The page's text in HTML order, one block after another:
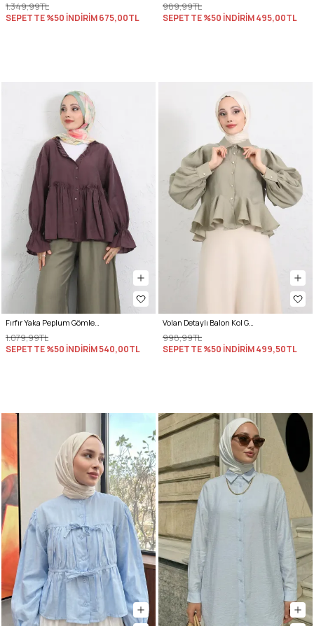
1.349,99TL
SEPETTE %50 İNDİRİM675,00TL
989,99TL
SEPETTE %50 İNDİRİM495,00TL
Fırfır Yaka Peplum Gömlek Y0107 - MÜRDÜM
1.079,99TL
SEPETTE %50 İNDİRİM540,00TL
Volan Detaylı Balon Kol Gömlek Y0095 - AÇIK HAKİ
998,99TL
SEPETTE %50 İNDİRİM499,50TL